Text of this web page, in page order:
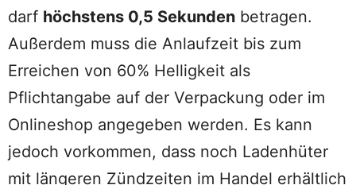
darf höchstens 0,5 Sekunden betragen.
Außerdem muss die Anlaufzeit bis zum
Erreichen von 60% Helligkeit als
Pflichtangabe auf der Verpackung oder im
Onlineshop angegeben werden. Es kann
jedoch vorkommen, dass noch Ladenhüter
mit längeren Zündzeiten im Handel erhältlich